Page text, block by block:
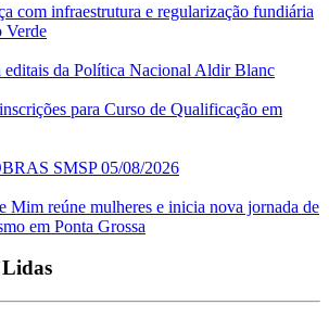
com infraestrutura e regularização fundiária
Verde
editais da Política Nacional Aldir Blanc
para Curso de Qualificação em
SMSP 05/08/2026
Mim reúne mulheres e inicia nova jornada de
em Ponta Grossa